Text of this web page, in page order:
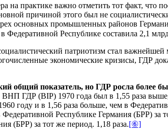
практике важно отметить тот факт, что
причиной этого был не
основных промышленных районов
в Федеративной Республике составила
патриотизм стал
экономические кризисы, ГДР
общий показатель, но ГДР росла более
ГДР (BIP) 1970 года был в 1,55 раза
году и в 1,56 раза больше, чем в
Республике Германия (БРР)
(БРР) за тот же период. 1,18 раза.[⑥]